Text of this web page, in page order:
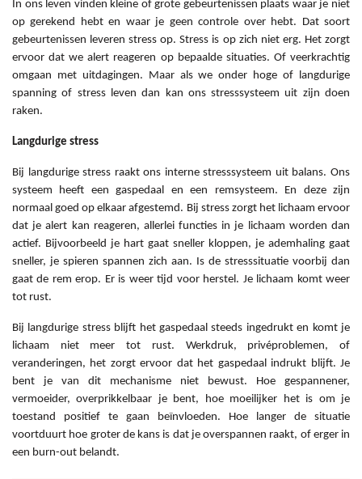
In ons leven vinden kleine of grote gebeurtenissen plaats waar je niet
op gerekend hebt en waar je geen controle over hebt. Dat soort
gebeurtenissen leveren stress op. Stress is op zich niet erg. Het zorgt
ervoor dat we alert reageren op bepaalde situaties. Of veerkrachtig
omgaan met uitdagingen. Maar als we onder hoge of langdurige
spanning of stress leven dan kan ons stresssysteem uit zijn doen
raken.
Langdurige stress
Bij langdurige stress raakt ons interne stresssysteem uit balans. Ons
systeem heeft een gaspedaal en een remsysteem. En deze zijn
normaal goed op elkaar afgestemd. Bij stress zorgt het lichaam ervoor
dat je alert kan reageren, allerlei functies in je lichaam worden dan
actief. Bijvoorbeeld je hart gaat sneller kloppen, je ademhaling gaat
sneller, je spieren spannen zich aan. Is de stresssituatie voorbij dan
gaat de rem erop. Er is weer tijd voor herstel. Je lichaam komt weer
tot rust.
Bij langdurige stress blijft het gaspedaal steeds ingedrukt en komt je
lichaam niet meer tot rust. Werkdruk, privéproblemen, of
veranderingen, het zorgt ervoor dat het gaspedaal indrukt blijft. Je
bent je van dit mechanisme niet bewust. Hoe gespannener,
vermoeider, overprikkelbaar je bent, hoe moeilijker het is om je
toestand positief te gaan beïnvloeden. Hoe langer de situatie
voortduurt hoe groter de kans is dat je overspannen raakt, of erger in
een burn-out belandt.